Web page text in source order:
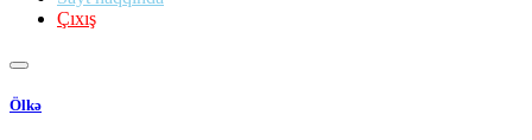
Çıxış
Ölkə